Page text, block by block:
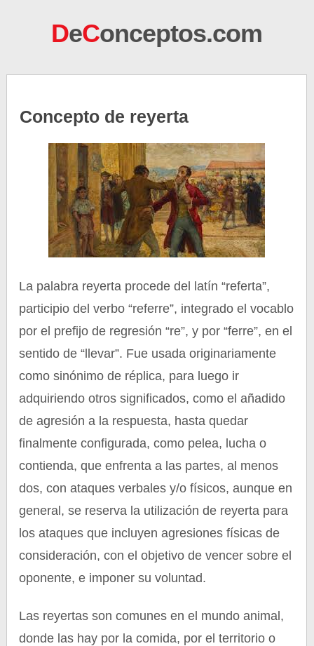
DeConceptos.com
Concepto de reyerta
La palabra reyerta procede del latín “referta”,
participio del verbo “referre”, integrado el vocablo
por el prefijo de regresión “re”, y por “ferre”, en el
sentido de “llevar”. Fue usada originariamente
como sinónimo de réplica, para luego ir
adquiriendo otros significados, como el añadido
de agresión a la respuesta, hasta quedar
finalmente configurada, como pelea, lucha o
contienda, que enfrenta a las partes, al menos
dos, con ataques verbales y/o físicos, aunque en
general, se reserva la utilización de reyerta para
los ataques que incluyen agresiones físicas de
consideración, con el objetivo de vencer sobre el
oponente, e imponer su voluntad.
Las reyertas son comunes en el mundo animal,
donde las hay por la comida, por el territorio o